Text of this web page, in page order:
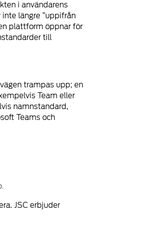
i användarens
längre ”uppifrån
plattform öppnar för
till
trampas upp; en
Team eller
namnstandard,
Teams och
JSC erbjuder